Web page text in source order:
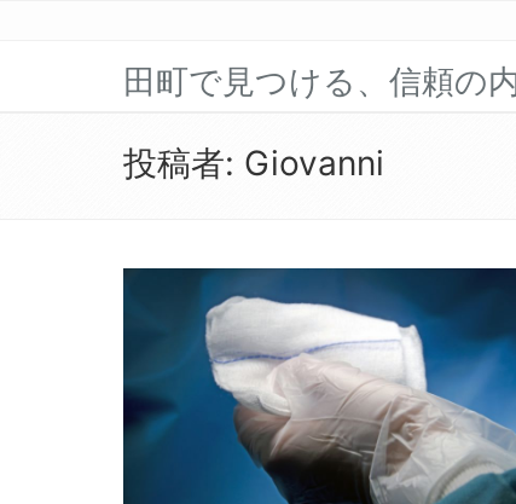
田町で見つける、信頼の
投稿者: Giovanni